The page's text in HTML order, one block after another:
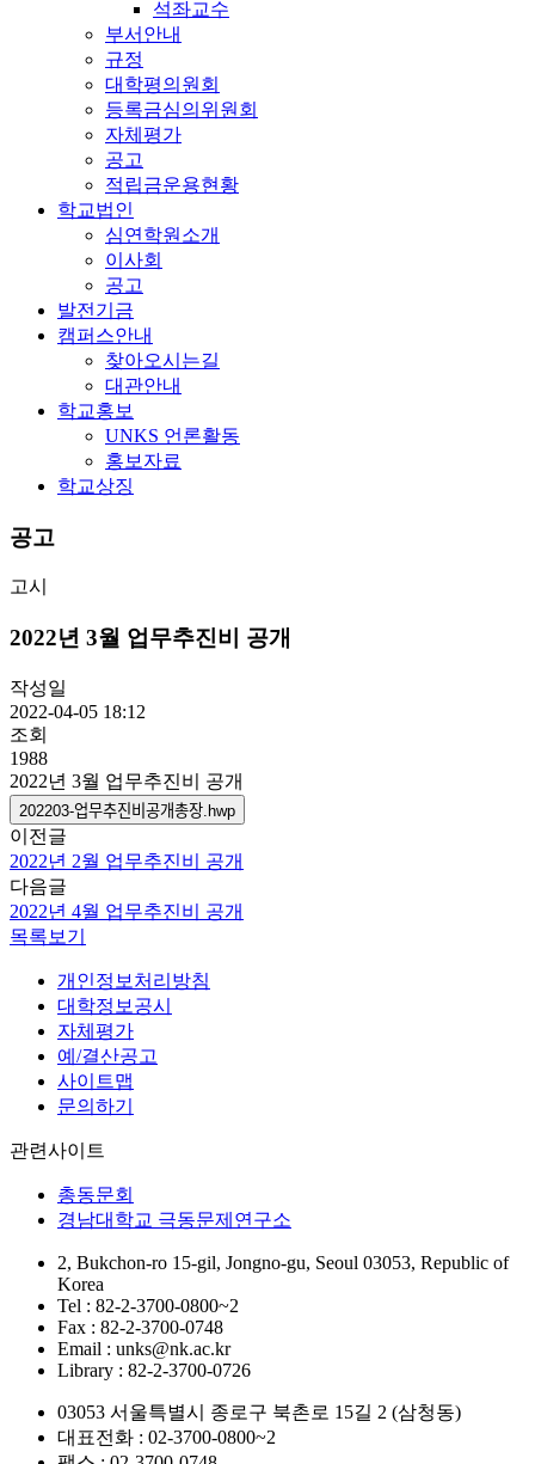
석좌교수
부서안내
규정
대학평의원회
등록금심의위원회
자체평가
공고
적립금운용현황
학교법인
심연학원소개
이사회
공고
발전기금
캠퍼스안내
찾아오시는길
대관안내
학교홍보
UNKS 언론활동
홍보자료
학교상징
공고
고시
2022년 3월 업무추진비 공개
작성일
2022-04-05 18:12
조회
1988
2022년 3월 업무추진비 공개
202203-업무추진비공개총장.hwp
이전글
2022년 2월 업무추진비 공개
다음글
2022년 4월 업무추진비 공개
목록보기
개인정보처리방침
대학정보공시
자체평가
예/결산공고
사이트맵
문의하기
관련사이트
총동문회
경남대학교 극동문제연구소
2, Bukchon-ro 15-gil, Jongno-gu, Seoul 03053, Republic of
Korea
Tel : 82-2-3700-0800~2
Fax : 82-2-3700-0748
Email : unks@nk.ac.kr
Library : 82-2-3700-0726
03053 서울특별시 종로구 북촌로 15길 2 (삼청동)
대표전화 : 02-3700-0800~2